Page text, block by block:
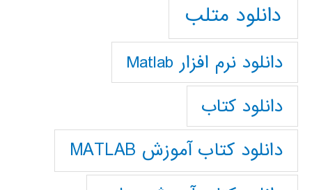
دانلود متلب
دانلود نرم افزار Matlab
دانلود کتاب
دانلود کتاب آموزش MATLAB